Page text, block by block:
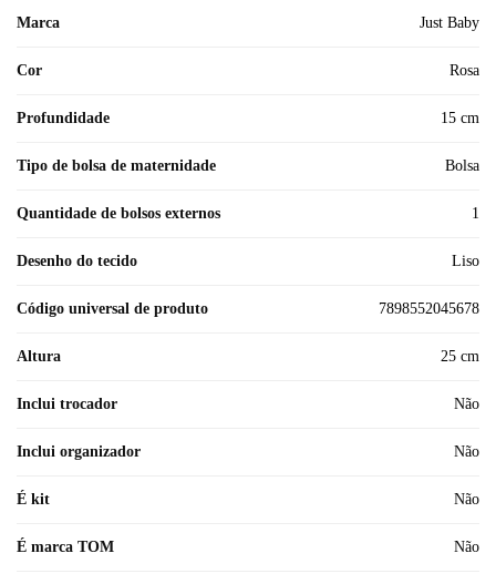
Marca Just Baby
Cor Rosa
Profundidade 15 cm
Tipo de bolsa de maternidade Bolsa
Quantidade de bolsos externos 1
Desenho do tecido Liso
Código universal de produto 7898552045678
Altura 25 cm
Inclui trocador Não
Inclui organizador Não
É kit Não
É marca TOM Não